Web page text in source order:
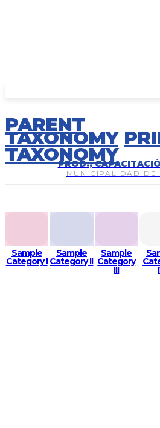
PARENT
TAXONOMY
TAXONOMY
PROD.,
MUNICIPALIDAD DE
Sample
Category I
Sample
Category II
Sample
Category
III